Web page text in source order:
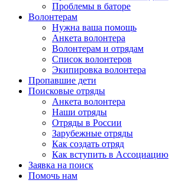
Проблемы в баторе
Волонтерам
Нужна ваша помощь
Анкета волонтера
Волонтерам и отрядам
Список волонтеров
Экипировка волонтера
Пропавшие дети
Поисковые отряды
Анкета волонтера
Наши отряды
Отряды в России
Зарубежные отряды
Как создать отряд
Как вступить в Ассоциацию
Заявка на поиск
Помочь нам